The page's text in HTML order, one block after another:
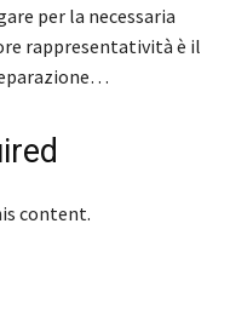
per la necessaria
rappresentatività è il
content.